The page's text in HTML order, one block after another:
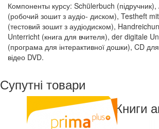
Компоненты курсу: Schülerbuch
(робочий зошит з аудіо- диском), Testheft
(тестовий зошит з аудіодиском),
Unterricht (книга для вчителя), der digitale
(програма для інтерактивної дошки), CD
відео DVD.
Супутні товари
Книги